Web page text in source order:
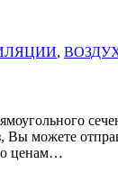
,
можете
ценам…